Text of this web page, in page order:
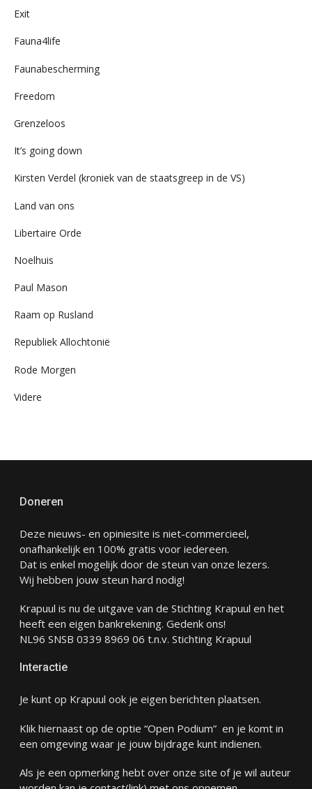
Exit
Fauna4life
Faunabescherming
Freedom
Grenzeloos
It’s going down
Kirsten Verdel (kroniek van de staatsgreep in de VS)
Land van ons
Libertaire Orde
Noelhuis
Paul Mason
Raam op Rusland
Republiek Allochtonië
Rode Morgen
Videre
Doneren
Deze nieuws- en opiniesite is niet-commercieel,
onafhankelijk en 100% gratis voor iedereen.
Dat is enkel mogelijk door de steun van onze lezers.
Wij hebben jouw steun hard nodig!
Krapuul is nu de uitgave van de Stichting Krapuul en het
heeft een eigen bankrekening. Gedenk ons!
NL96 SNSB 0339 8969 06 t.n.v. Stichting Krapuul
Interactie
Je kunt op Krapuul ook je eigen berichten plaatsen.
Klik hiernaast op de optie “Open Podium” en je komt in
een omgeving waar je jouw bijdrage kunt indienen.
Als je een opmerking hebt over onze site of je wil auteur